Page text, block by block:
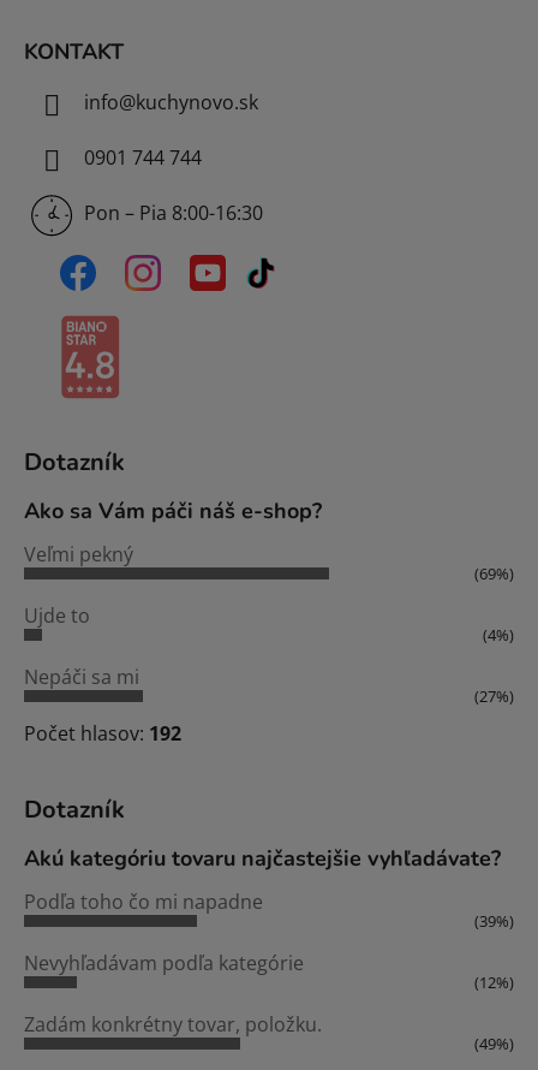
KONTAKT
info@kuchynovo.sk
0901 744 744
Pon – Pia 8:00-16:30
Dotazník
Ako sa Vám páči náš e-shop?
Veľmi pekný
(69%)
Ujde to
(4%)
Nepáči sa mi
(27%)
Počet hlasov: 192
Dotazník
Akú kategóriu tovaru najčastejšie vyhľadávate?
Podľa toho čo mi napadne
(39%)
Nevyhľadávam podľa kategórie
(12%)
Zadám konkrétny tovar, položku.
(49%)